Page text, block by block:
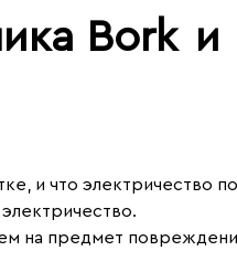
Bork и
и что электричество
на предмет